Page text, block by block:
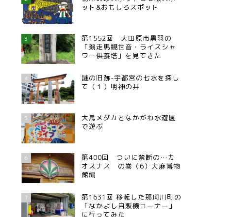
ット&おもしろスポット
3
第1552回 大田原市黒羽の
「競走馬観世音・ライスシャ
ワー供養塔」を見てきた
4
謎の旧跡-宇都宮の七水を探し
て（１）明神の井
5
大鳥メダカとなかがわ水遊園
で遊ぶ
6
第400回 ついに禁断の…カ
オスナス の巻（6）大麻博物
館編
7
第1631回 移転した那珂川町の
「なかよし自販機コーナー」
に行ってみた